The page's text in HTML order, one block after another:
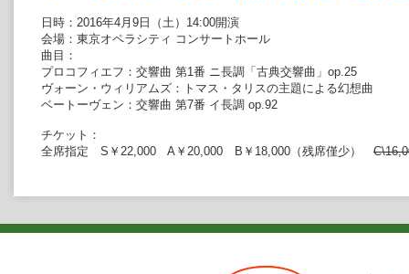
日時：2016年4月9日（土）14:00開演
会場：東京オペラシティ コンサートホール
曲目：
プロコフィエフ：交響曲 第1番 ニ長調「古典交響曲」op.25
ヴォーン・ウィリアムズ：トマス・タリスの主題による幻想曲
ベートーヴェン：交響曲 第7番 イ長調 op.92
チケット：
全席指定 S￥22,000 A￥20,000 B￥18,000（残席僅少）